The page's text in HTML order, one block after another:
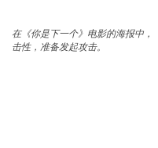
在《你是下一个》电影的海报中
击性，准备发起攻击。